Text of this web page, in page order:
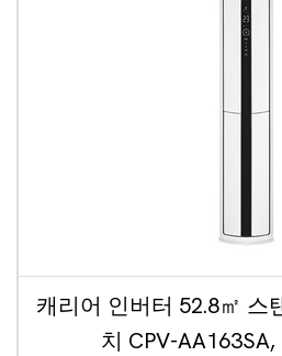
캐리어 인버터 52.8㎡ 스
치 CPV-